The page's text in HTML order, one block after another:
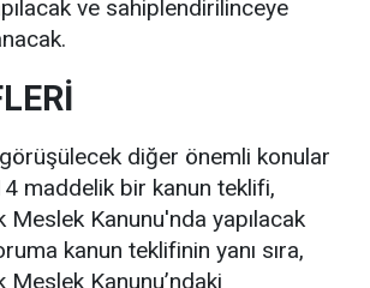
ve sahiplendirilinceye
diğer önemli konular
maddelik bir kanun teklifi,
Meslek Kanunu'nda yapılacak
kanun teklifinin yanı sıra,
Kanunu’ndaki